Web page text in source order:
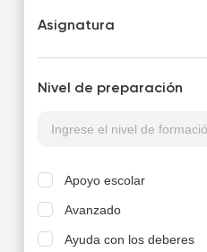
Asignatura
Nivel de preparación
Apoyo escolar
Avanzado
Ayuda con los deberes